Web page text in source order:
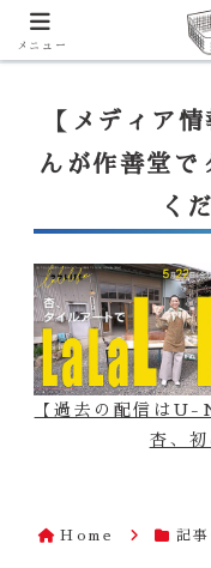
【ララLIFE】特注カウン
一番
【メディア
んが作善堂で
く
【過去の配信は
杏、
Home 記
メニュー